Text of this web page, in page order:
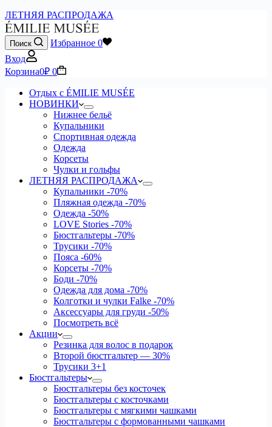
ЛЕТНЯЯ РАСПРОДАЖА
Поиск Избранное 0
Вход
Корзина0₽ 0
Отдых с ÉMILIE MUSÉE
НОВИНКИ
Нижнее бельё
Купальники
Спортивная одежда
Одежда
Корсеты
Чулки и гольфы
ЛЕТНЯЯ РАСПРОДАЖА
Купальники -70%
Пляжная одежда -70%
Одежда -50%
LOVE Stories -70%
Бюстгальтеры -70%
Трусики -70%
Пояса -60%
Корсеты -70%
Боди -70%
Одежда для дома -70%
Колготки и чулки Falke -70%
Аксессуары для груди -50%
Посмотреть всё
Акции
Резинка для волос в подарок
Второй бюстгальтер — 30%
Трусики 3+1
Бюстгальтеры
Бюстгальтеры без косточек
Бюстгальтеры с косточками
Бюстгальтеры с мягкими чашками
Бюстгальтеры с формованными чашками